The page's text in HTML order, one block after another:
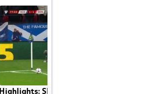
Highlights: Skotland - Danmark 4-2